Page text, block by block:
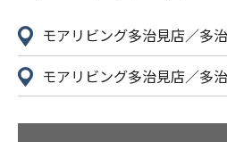
モアリビング多治見店／多
モアリビング多治見店／多